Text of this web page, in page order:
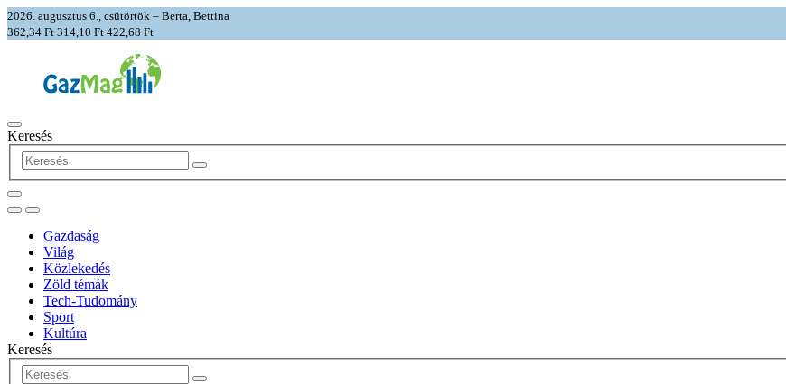
2026. augusztus 6., csütörtök – Berta, Bettina
362,34 Ft 314,10 Ft 422,68 Ft
Keresés
Gazdaság
Világ
Közlekedés
Zöld témák
Tech-Tudomány
Sport
Kultúra
Keresés